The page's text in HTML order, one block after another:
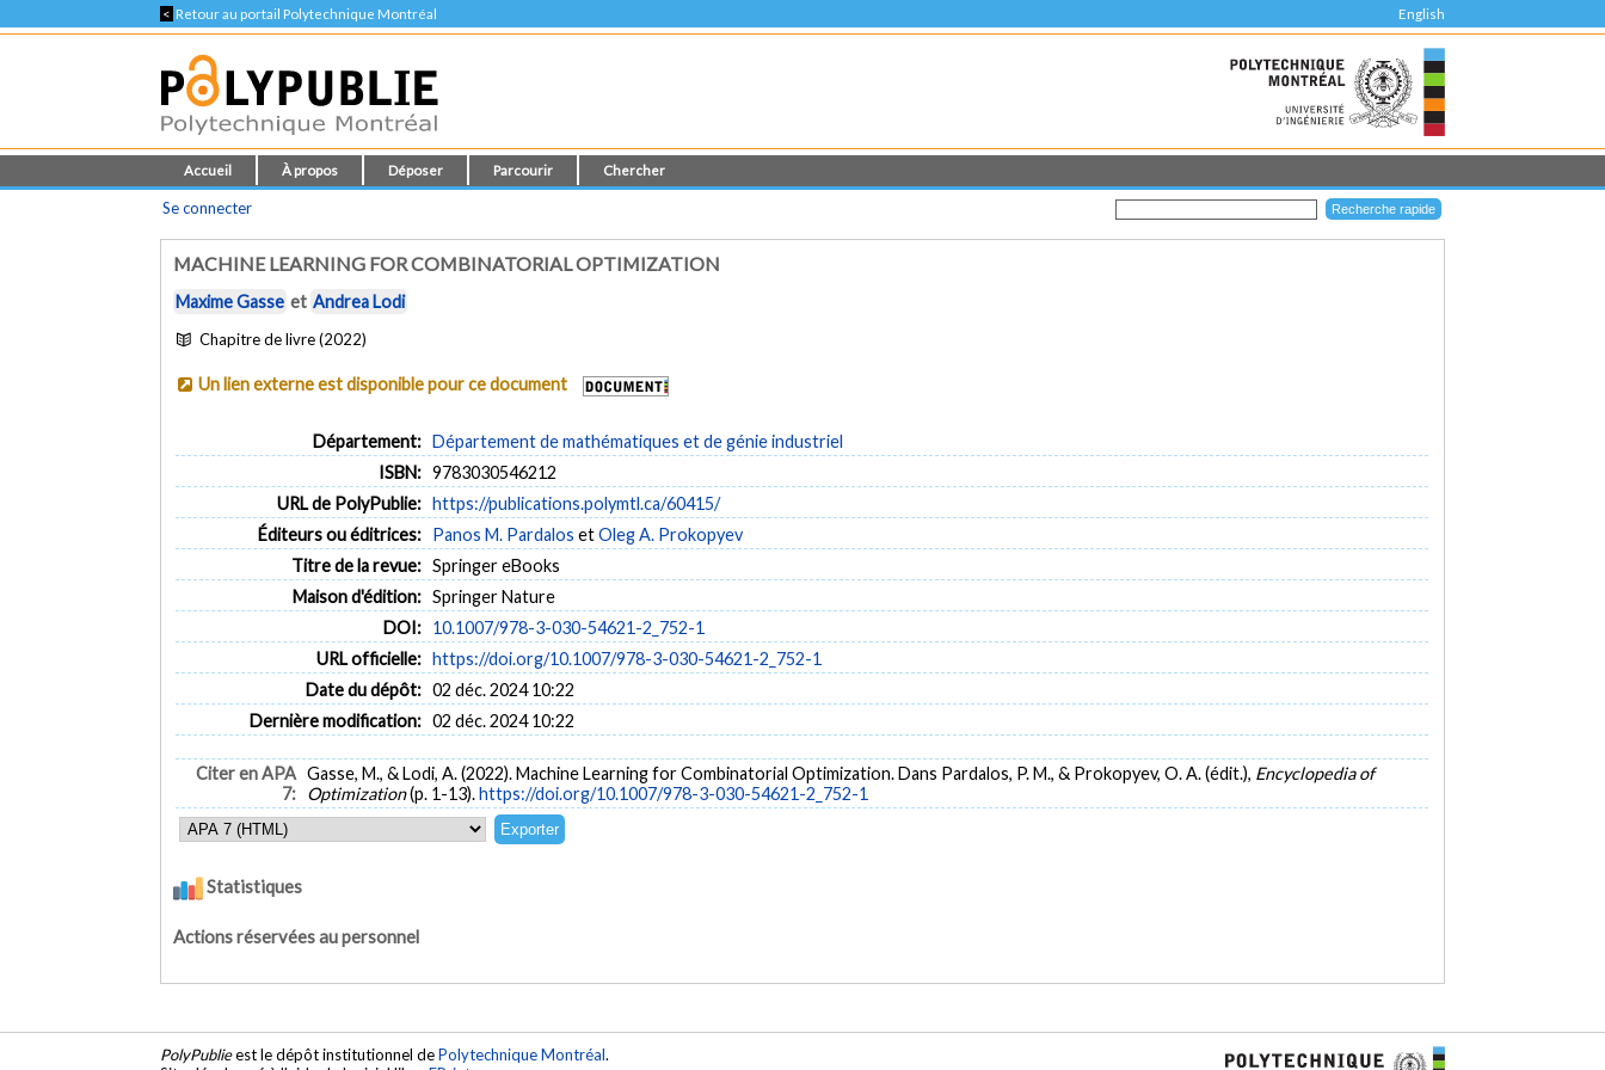
< Retour au portail Polytechnique Montréal English
Accueil À propos Déposer Parcourir Chercher
Se connecter
MACHINE LEARNING FOR COMBINATORIAL OPTIMIZATION
Maxime Gasse et Andrea Lodi
Chapitre de livre (2022)
Un lien externe est disponible pour ce document
Département: Département de mathématiques et de génie industriel
ISBN: 9783030546212
URL de PolyPublie: https://publications.polymtl.ca/60415/
Éditeurs ou éditrices: Panos M. Pardalos etOleg A. Prokopyev
Titre de la revue: Springer eBooks
Maison d'édition: Springer Nature
DOI: 10.1007/978-3-030-54621-2_752-1
URL officielle: https://doi.org/10.1007/978-3-030-54621-2_752-1
Date du dépôt: 02 déc. 2024 10:22
Dernière modification: 02 déc. 2024 10:22
Citer en APA
7:
Gasse, M., & Lodi, A. (2022). Machine Learning for Combinatorial Optimization. Dans Pardalos, P. M., & Prokopyev, O. A. (édit.), Encyclopedia of
Optimization(p. 1-13).https://doi.org/10.1007/978-3-030-54621-2_752-1
Statistiques
Actions réservées au personnel
PolyPublieest le dépôt institutionnel dePolytechnique Montréal.